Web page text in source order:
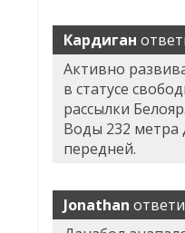
Кардиган
Активно
в статусе
рассылки
Воды 232 метра
передней.
Jonathan